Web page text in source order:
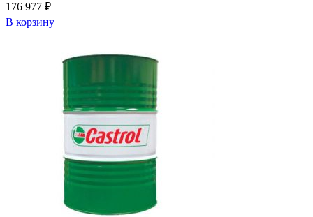
176 977 ₽
В корзину